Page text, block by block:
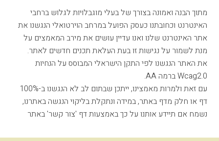
מתוך הבנה ואמונה בצורך של בעלי מוגבלויות לגלוש ברחבי
האינטרנט וכחובתנו כעסק הפועל במרחב הוירטואלי הנגשנו את
אתר האינטרנט שלנו ואנו עדיין עושים את מירב המאמצים על
מנת לשמור על נגישות זו בעת העלאת תכנים חדשים לאתר.
את האתר הנגשנו לפי התקן הישראלי המבוסס על הנחיות
Wcag2.0 ברמה AA.
עם זאת ולמרות מאמצינו, ייתכן שבתום לב לא הנגשנו ב-100%
דף או חלק מדף באתר, במידה ונתקלת בליקוי הנגשה באתרנו,
נשמח אם תיידע אותנו על כך באמצעות דף 'צור קשר' באתר